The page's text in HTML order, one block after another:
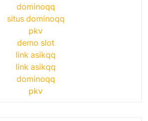
dominoqq
situs dominoqq
pkv
demo slot
link asikqq
link asikqq
dominoqq
pkv